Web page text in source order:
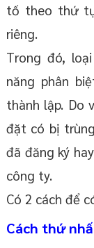
tố theo thứ tự
riêng.
Trong đó,
năng phân
thành lập. Do
đặt có bị
đã đăng ký
công ty.
Có 2 cách để
Cách thứ